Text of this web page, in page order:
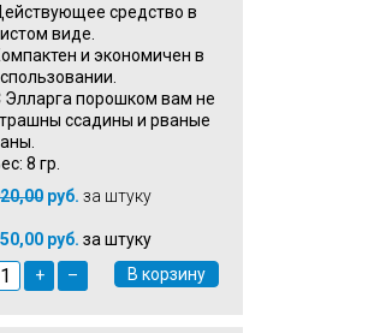
средство в
виде.
и экономичен в
Элларга порошком вам не
ссадины и рваные
8 гр.
руб. за штуку
руб. за штуку
+
– В корзину